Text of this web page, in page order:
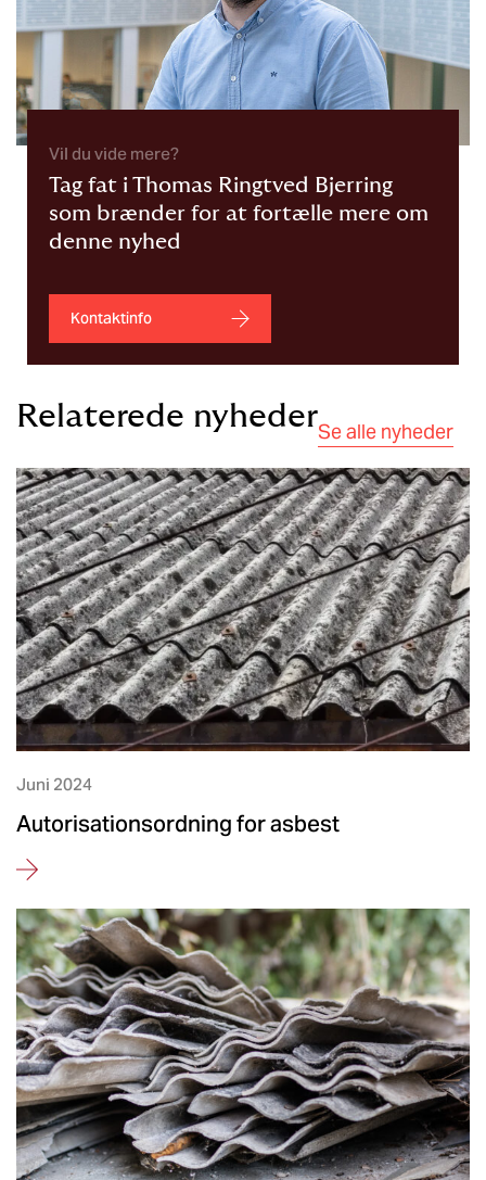
Vil du vide mere?
Tag fat i Thomas Ringtved Bjerring
som brænder for at fortælle mere om
denne nyhed
Kontaktinfo
Relaterede nyhederSe alle nyheder
Juni 2024
Autorisationsordning for asbest